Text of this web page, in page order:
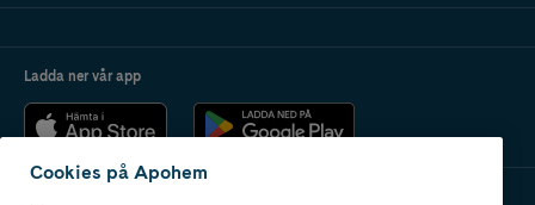
Ladda ner vår app
Cookies på Apohem